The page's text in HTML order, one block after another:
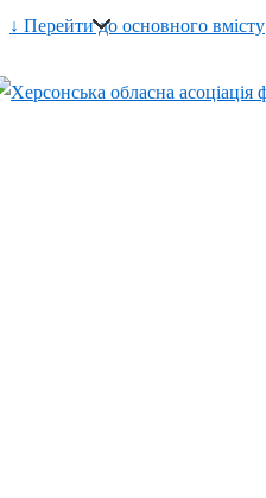
↓ Перейти до основного вмісту